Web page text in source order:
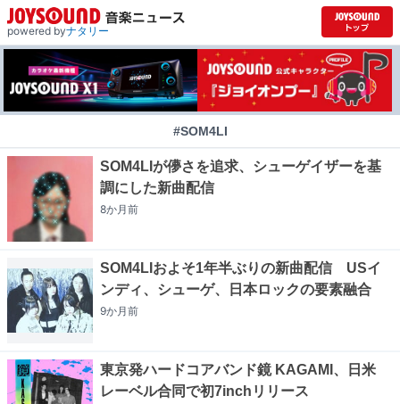
powered byナタリー
#SOM4LI
SOM4LIが儚さを追求、シューゲイザーを基
調にした新曲配信
8か月前
SOM4LIおよそ1年半ぶりの新曲配信 USイ
ンディ、シューゲ、日本ロックの要素融合
9か月前
東京発ハードコアバンド鏡 KAGAMI、日米
レーベル合同で初7inchリリース